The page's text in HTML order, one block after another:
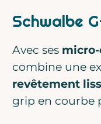
Schwalbe
Avec ses
combine une
revêtement
grip en courbe